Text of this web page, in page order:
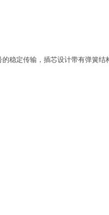
稳定传输，插芯设计带有弹簧结